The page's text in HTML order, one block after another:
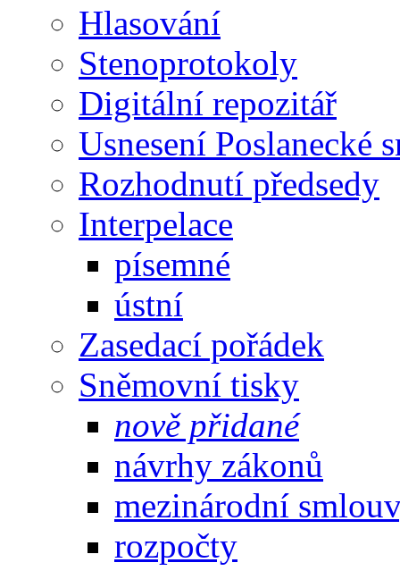
Hlasování
Stenoprotokoly
Digitální repozitář
Usnesení Poslanecké
Rozhodnutí předsedy
Interpelace
písemné
ústní
Zasedací pořádek
Sněmovní tisky
nově přidané
návrhy zákonů
mezinárodní
rozpočty